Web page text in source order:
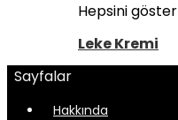
Hepsini göster
Leke Kremi
Sayfalar
Hakkında